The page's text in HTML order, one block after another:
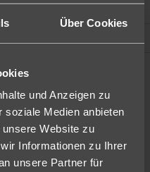
Über Cookies
und Anzeigen zu
soziale Medien anbieten
Website zu
Informationen zu Ihrer
unsere Partner für
Nur Hotel